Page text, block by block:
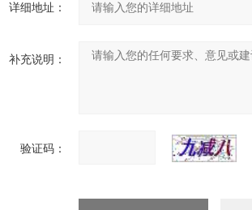
详细地址：
补充说明：
验证码：